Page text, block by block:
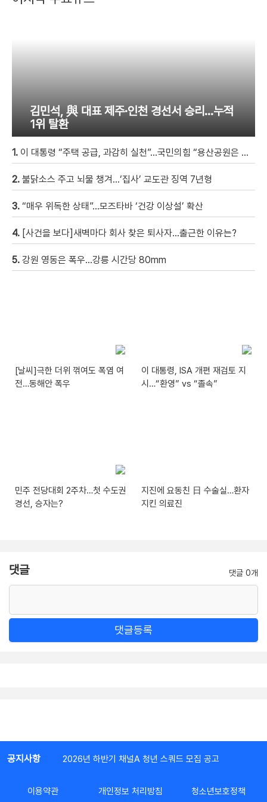
김민석, 與 대표 제주·인천 경선서 승리…누적
1위 탈환
1. 이 대통령 “주택 공급, 과감히 실천”…국민의힘 “용산공원은 안 돼”
2. 불닭소스 주고 뇌물 챙겨…‘집사’ 교도관 징역 7년형
3. “매우 위독한 상태”…모즈타바 ‘건강 이상설’ 확산
4. [사건을 보다]새벽마다 회사 찾은 퇴사자…출근한 이유는?
5. 강원 영동은 폭우…강릉 시간당 80mm
[날씨]극한 더위 꺾여도 폭염 여
전…동해안 폭우
이 대통령, ISA 개편 재검토 지
시…“환영” vs “졸속”
민주 전당대회 2주차…첫 수도권
경선, 승자는?
지진에 요동친 日 수술실…환자
지킨 의료진
댓글 댓글 0개
댓글등록
공지사항 2026년 하반기 채널A 청년 스쿼드 모집 공고
이용약관 개인정보 처리방침 청소년보호정책